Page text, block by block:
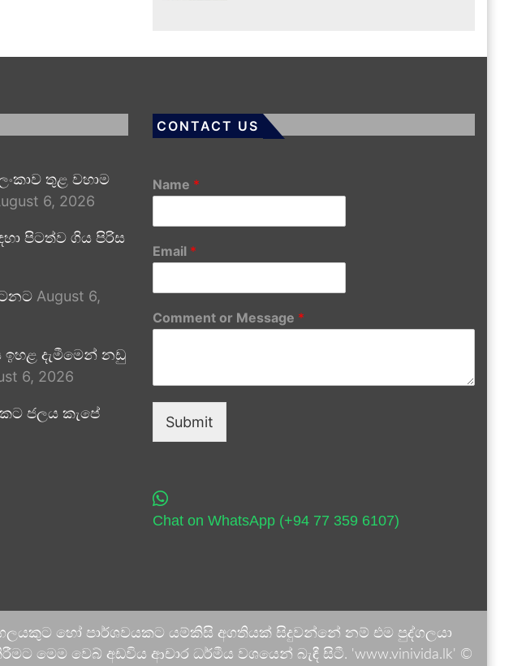
තුළ වහාම
6, 2026
පිටත්ව ගිය පිරිස
August 6,
දැමීමෙන් නඩු
6, 2026
ජලය කැපේ
CONTACT US
Name *
Email *
Comment or Message *
Submit
Chat on WhatsApp (+94 77 359 6107)
හෝ පාර්ශවයකට යම්කිසි අගතියක් සිදුවන්නේ නම් එම පුද්ගලයා
වෙබ් අඩවිය ආචාර ධර්මීය වශයෙන් බැඳී සිටී. 'www.vinivida.lk' ©